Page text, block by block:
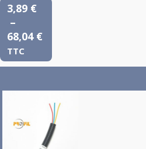
3,89 €
–
68,04 €
TTC